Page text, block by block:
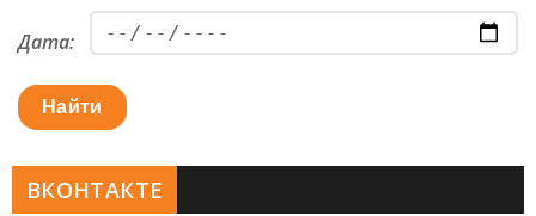
Дата:
Найти
ВКОНТАКТЕ